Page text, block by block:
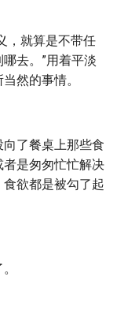
，就算是不带任
去。”用着平淡
然的事情。
了餐桌上那些食
是匆匆忙忙解决
欲都是被勾了起